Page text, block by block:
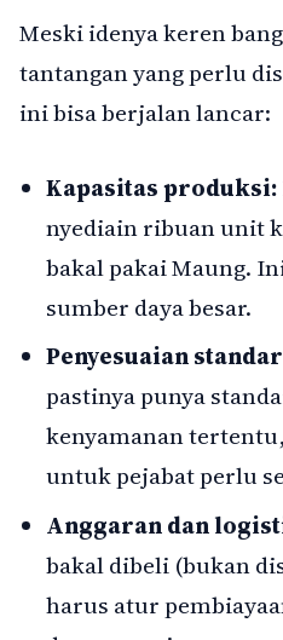
Meski idenya keren
tantangan yang perlu
ini bisa berjalan lancar:
Kapasitas produksi:
nyediain ribuan unit
bakal pakai Maung.
sumber daya besar.
Penyesuaian
pastinya punya
kenyamanan
untuk pejabat perlu
Anggaran dan
bakal dibeli (bukan
harus atur